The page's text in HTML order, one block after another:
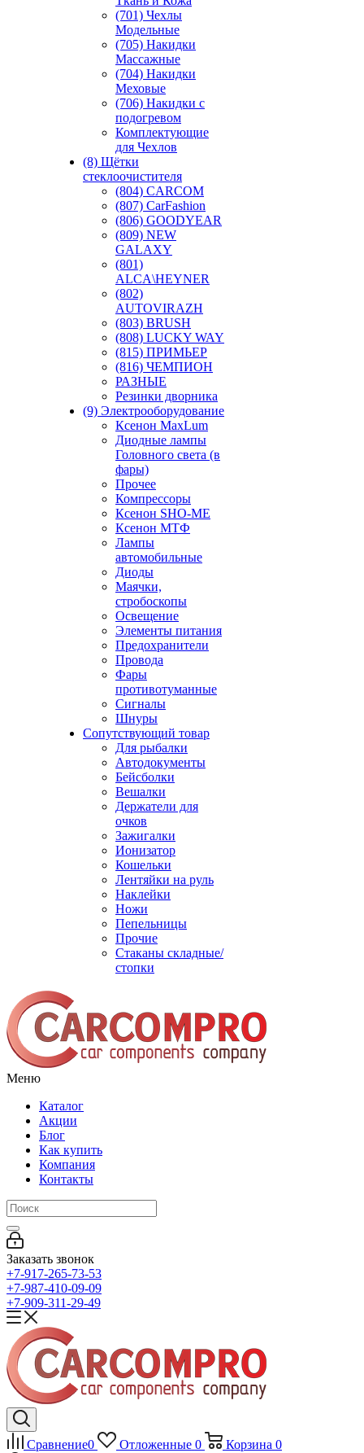
(701) Чехлы
Модельные
(705) Накидки
Массажные
(704) Накидки
Меховые
(706) Накидки с
подогревом
Комплектующие
для Чехлов
(8) Щётки
стеклоочистителя
(804) CARCOM
(807) CarFashion
(806) GOODYEAR
(809) NEW
GALAXY
(801)
ALCA\HEYNER
(802)
AUTOVIRAZH
(803) BRUSH
(808) LUCKY WAY
(815) ПРИМЬЕР
(816) ЧЕМПИОН
РАЗНЫЕ
Резинки дворника
(9) Электрооборудование
Ксенон MaxLum
Диодные лампы
Головного света (в
фары)
Прочее
Компрессоры
Ксенон SHO-ME
Ксенон МТФ
Лампы
автомобильные
Диоды
Маячки,
стробоскопы
Освещение
Элементы питания
Предохранители
Провода
Фары
противотуманные
Сигналы
Шнуры
Сопутствующий товар
Для рыбалки
Автодокументы
Бейсболки
Вешалки
Держатели для
очков
Зажигалки
Ионизатор
Кошельки
Лентяйки на руль
Наклейки
Ножи
Пепельницы
Прочие
Стаканы складные/
стопки
Меню
Каталог
Акции
Блог
Как купить
Компания
Контакты
Заказать звонок
+7-917-265-73-53
+7-987-410-09-09
+7-909-311-29-49
Сравнение0 Отложенные 0 Корзина 0